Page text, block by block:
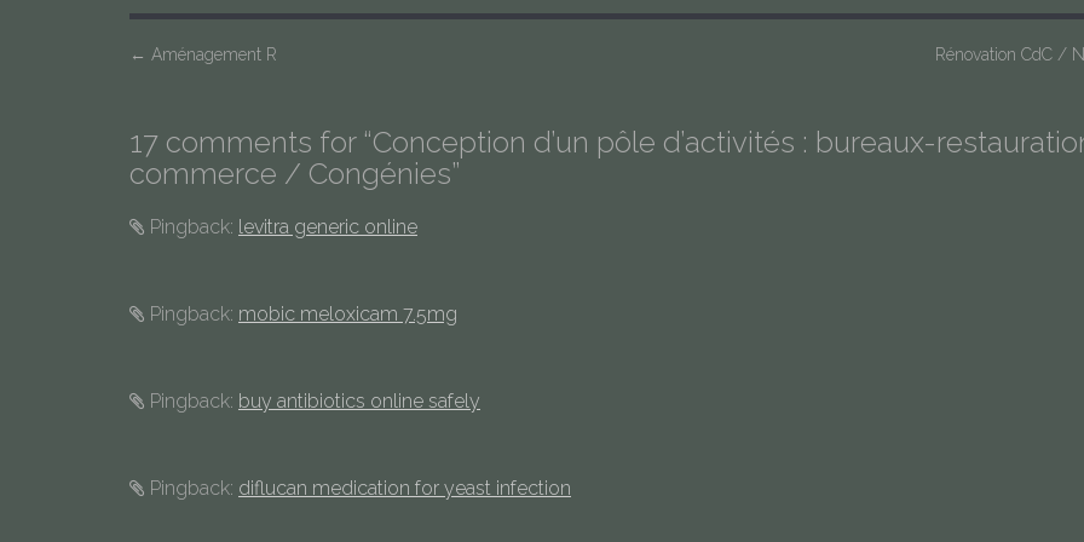
P
s
t
n
a
i
g
t
n
← Aménagement R Rénovation CdC /
17 comments for “Conception d’un pôle d’activités : bureaux-
commerce / Congénies”
Pingback: levitra generic online
Pingback: mobic meloxicam 7.5mg
Pingback: buy antibiotics online safely
Pingback: diflucan medication for yeast infection